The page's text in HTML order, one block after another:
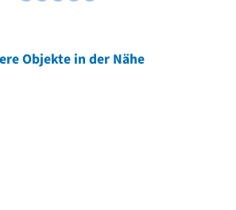
Objekte in der Nähe